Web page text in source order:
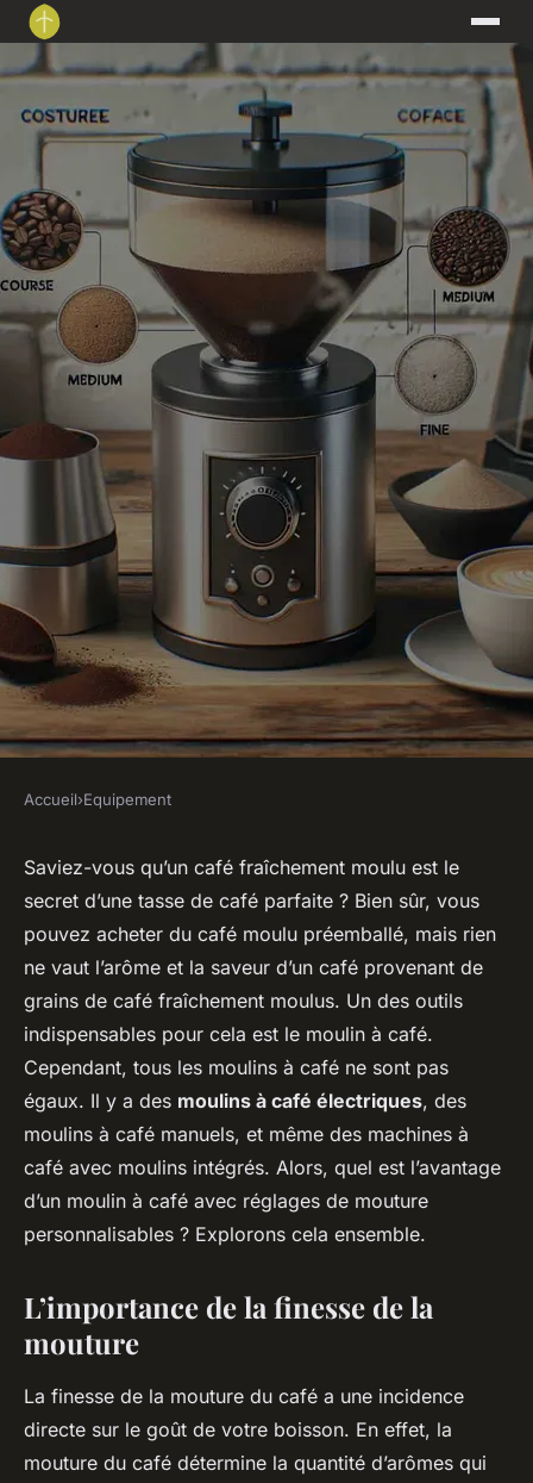
EQUIPEMENT
Quels sont les avantages d'un
moulin à café avec réglages de
mouture personnalisables ?
Joseph •26 février 2024•3 min de lecture
Accueil›Equipement
Saviez-vous qu’un café fraîchement moulu est le
secret d’une tasse de café parfaite ? Bien sûr, vous
pouvez acheter du café moulu préemballé, mais rien
ne vaut l’arôme et la saveur d’un café provenant de
grains de café fraîchement moulus. Un des outils
indispensables pour cela est le moulin à café.
Cependant, tous les moulins à café ne sont pas
égaux. Il y a des moulins à café électriques, des
moulins à café manuels, et même des machines à
café avec moulins intégrés. Alors, quel est l’avantage
d’un moulin à café avec réglages de mouture
personnalisables ? Explorons cela ensemble.
L’importance de la finesse de la
mouture
La finesse de la mouture du café a une incidence
directe sur le goût de votre boisson. En effet, la
mouture du café détermine la quantité d’arômes qui